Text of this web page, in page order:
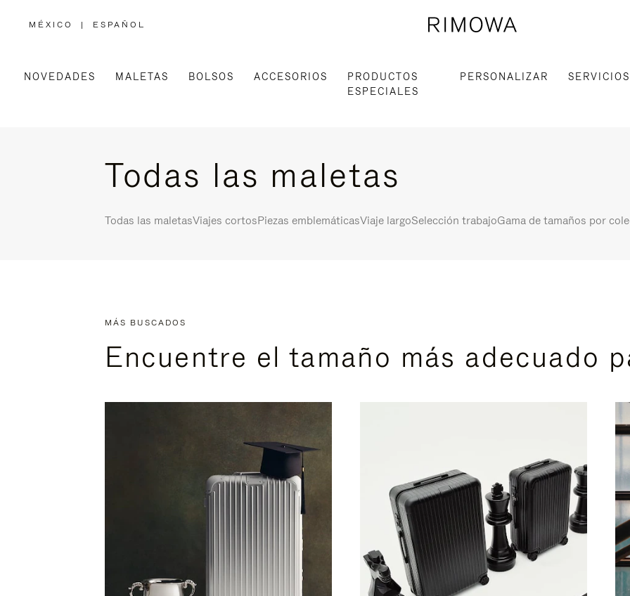
MÉXICO
,
| ESPAÑOL
NOVEDADES MALETAS BOLSOS ACCESORIOS
PRODUCTOS
ESPECIALES
PERSONALIZAR SERVICIOS
Todas las maletas
Todas las maletasViajes cortosPiezas emblemáticasViaje largoSelección trabajoGama de tamaños por
MÁS BUSCADOS
Encuentre el tamaño más adecuado